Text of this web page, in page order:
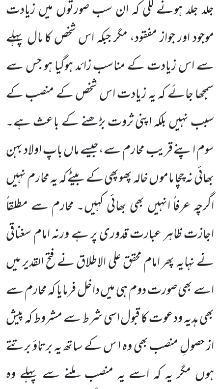
جلد جلد ہونے لگی کہ ان سب صورتوں میں زیادت
موجود اور جواز مفقود، مگر جبکہ اس شخص کا مال پہلے
سے اس زیادت کے مناسب زائد ہوگیا ہو جس سے
سمجھا جائے کہ یہ زیادت اس شخص کے منصب کے
سبب نہیں بلکہ اپنی ثروت بڑھنے کے باعث ہے۔
سوم اپنے قریب محارم سے،جیسے ماں باپ اولاد بہن
بھائی نہ چچا ماموں خالہ پھوپھی کے بیٹے کہ یہ محارم نہیں
اگرچہ عرفاً انہیں بھی بھائی کہیں۔ محارم سے مطلقاً
اجازت ظاہر عبارت قدوری پر ہے ورنہ امام سغناقی
نے نہایہ پھر امام محقق علی الاطلاق نے فتح القدیر میں
اسے بھی صورت دوم ہی میں داخل فرمایا کہ محارم سے
بھی ہدیہ ودعوت کا قبول اسی شرط سے مشروط کہ پیش
از حصولِ منصب بھی وہ ا س کے ساتھ یہ برتاؤ برتتے
ہوں مگر یہ کہ اسے یہ منصب ملنے سے پہلے وہ